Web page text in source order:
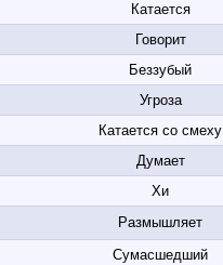
Катается
Говорит
Беззубый
Угроза
Катается со смеху
Думает
Хи
Размышляет
Сумасшедший